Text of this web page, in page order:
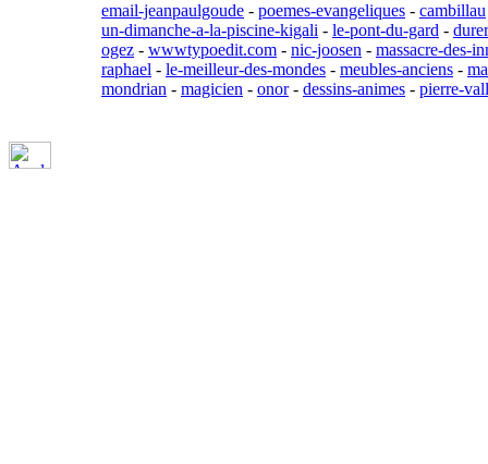
email-jeanpaulgoude - poemes-evangeliques - cambillau
un-dimanche-a-la-piscine-kigali - le-pont-du-gard - durer
ogez - wwwtypoedit.com - nic-joosen - massacre-des-
raphael - le-meilleur-des-mondes - meubles-anciens -
mondrian - magicien - onor- dessins-animes - pierre-